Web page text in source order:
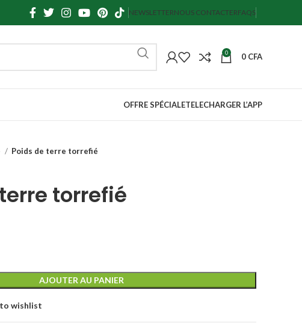
NEWSLETTERNOUS CONTACTERFAQS
0 0 CFA
OFFRE SPÉCIALETELECHARGER L’APP
Poids de terre torrefié
torrefié
AJOUTER AU PANIER
wishlist